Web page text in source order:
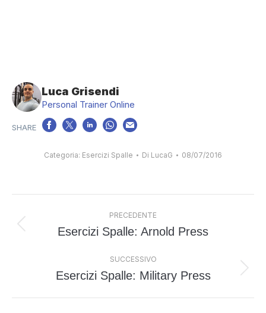
Luca Grisendi
Personal Trainer Online
Categoria: Esercizi Spalle Di LucaG 08/07/2016
tra
PRECEDENTE
Post
Esercizi Spalle: Arnold Press
SUCCESSIVO
Prossimo
post:
Esercizi Spalle: Military Press